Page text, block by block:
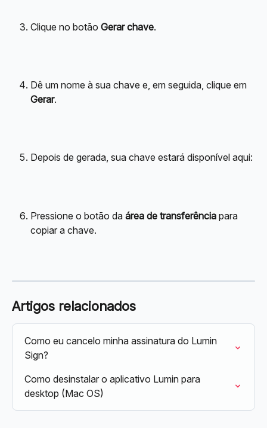
Clique no botão Gerar chave.
Dê um nome à sua chave e, em seguida, clique em
Gerar.
Depois de gerada, sua chave estará disponível aqui:
Pressione o botão da área de transferência para
copiar a chave.
Artigos relacionados
Como eu cancelo minha assinatura do Lumin
Sign?
Como desinstalar o aplicativo Lumin para
desktop (Mac OS)